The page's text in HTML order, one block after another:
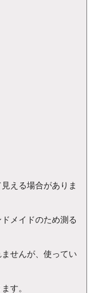
える場合がありま
メイドのため測る
せんが、使ってい
す。